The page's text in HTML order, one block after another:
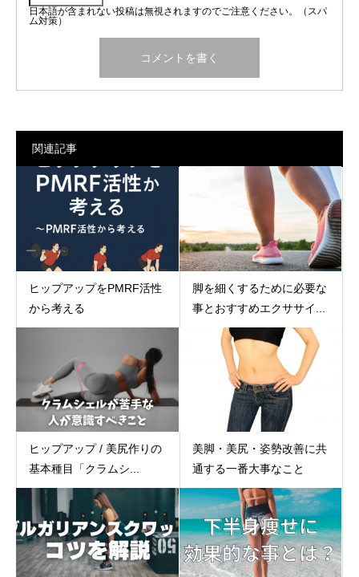
日本語が含まれない投稿は無視されますのでご注意ください。（スパ
ム対策）
関連記事
ヒップアップをPMRF活性
から考える
脚を細くするために必要な
事とおすすめエクササイ...
ヒップアップ / 美尻作りの
基本種目「クラムシ...
美脚・美尻・姿勢改善に共
通する一番大事なこと